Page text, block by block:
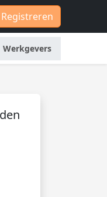
Registreren
Werkgevers